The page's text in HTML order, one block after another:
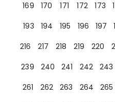
169
170 171 172 173
193
194 195 196 197
216
217 218 219 220
239
240 241 242 243
261
262 263 264 265